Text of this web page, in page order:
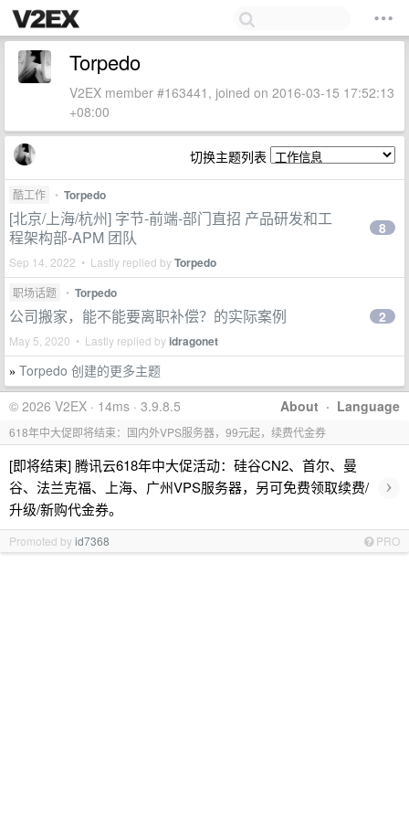
Torpedo
V2EX member #163441, joined on 2016-03-15 17:52:13
+08:00
切换主题列表
酷工作 • Torpedo
[北京/上海/杭州] 字节-前端-部门直招 产品研发和工
程架构部-APM 团队
Sep 14, 2022 • Lastly replied byTorpedo
8
职场话题 • Torpedo
公司搬家，能不能要离职补偿？的实际案例
May 5, 2020 • Lastly replied byidragonet
2
» Torpedo 创建的更多主题
About · Language
© 2026 V2EX · 14ms · 3.9.8.5
618年中大促即将结束：国内外VPS服务器，99元起，续费代金券
[即将结束] 腾讯云618年中大促活动：硅谷CN2、首尔、曼
谷、法兰克福、上海、广州VPS服务器，另可免费领取续费/
升级/新购代金券。
›
Promoted byid7368 PRO